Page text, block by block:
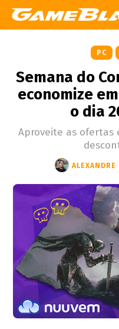
PC
Semana do
economize
o dia
Aproveite as ofertas
ALEXANDRE